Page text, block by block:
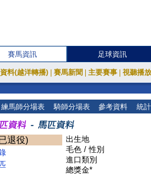
賽馬資訊 足球資訊
料(越洋轉播) 賽馬新聞 主要賽事 視聽播
練馬師分場表 騎師分場表 參考資料 統
退役)
出生地
毛色 / 性別
進口類別
總獎金*